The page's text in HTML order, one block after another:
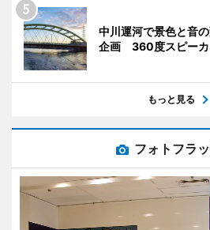
中川運河で景色と音
企画 360度スピーカ
もっと見る
フォトフラ